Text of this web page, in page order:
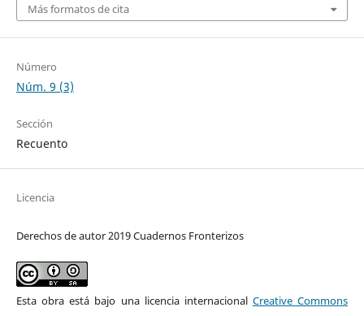
Más formatos de cita
Número
Núm. 9 (3)
Sección
Recuento
Licencia
Derechos de autor 2019 Cuadernos Fronterizos
Esta obra está bajo una licencia internacional Creative Commons